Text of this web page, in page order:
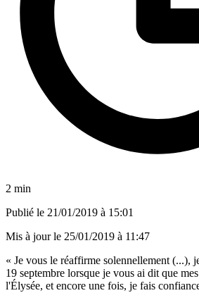
2 min
Publié le 21/01/2019 à 15:01
Mis à jour le 25/01/2019 à 11:47
« Je vous le réaffirme solennellement (...),
19 septembre lorsque je vous ai dit que
l'Élysée, et encore une fois, je fais